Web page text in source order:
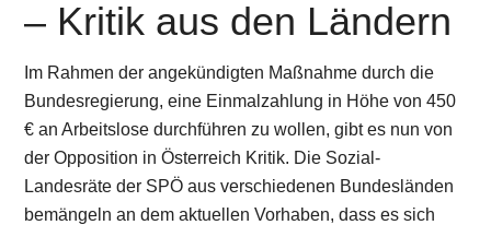
– Kritik aus den Ländern
Im Rahmen der angekündigten Maßnahme durch die
Bundesregierung, eine Einmalzahlung in Höhe von 450
€ an Arbeitslose durchführen zu wollen, gibt es nun von
der Opposition in Österreich Kritik. Die Sozial-
Landesräte der SPÖ aus verschiedenen Bundesländen
bemängeln an dem aktuellen Vorhaben, dass es sich